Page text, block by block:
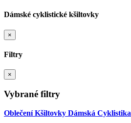
Dámské cyklistické kšiltovky
×
Filtry
×
Vybrané filtry
Oblečení Kšiltovky Dámská Cyklistika